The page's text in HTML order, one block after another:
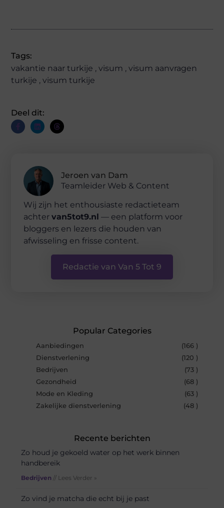
Tags:
vakantie naar turkije ,visum ,visum aanvragen
turkije ,visum turkije
Deel dit:
Jeroen van Dam
Teamleider Web & Content
Wij zijn het enthousiaste redactieteam
achtervan5tot9.nl — een platform voor
bloggers en lezers die houden van
afwisseling en frisse content.
Redactie van Van 5 Tot 9
Popular Categories
Aanbiedingen
(166 )
Dienstverlening
(120 )
Bedrijven
(73 )
Gezondheid
(68 )
Mode en Kleding
(63 )
Zakelijke dienstverlening
(48 )
Recente berichten
Zo houd je gekoeld water op het werk binnen
handbereik
Bedrijven // Lees Verder »
Zo vind je matcha die echt bij je past